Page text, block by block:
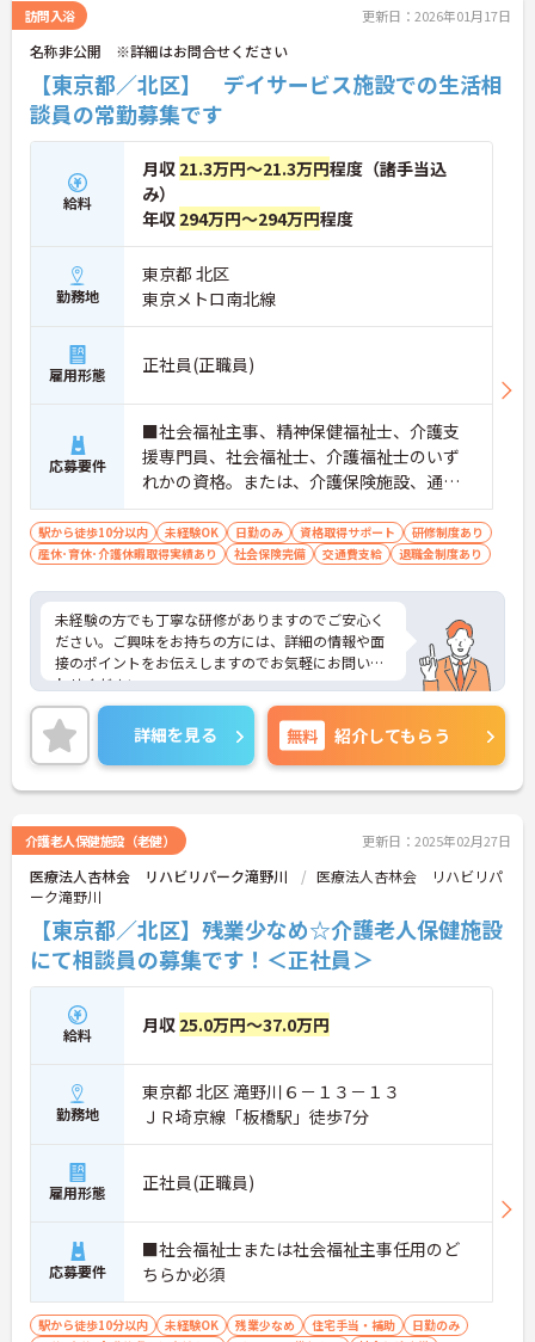
訪問入浴 更新日：2026年01月17日
名称非公開 ※詳細はお問合せください
【東京都／北区】 デイサービス施設での生活相
談員の常勤募集です
給料
月収 21.3万円～21.3万円程度（諸手当込
み）
年収 294万円～294万円程度
勤務地
東京都 北区
東京メトロ南北線
雇用形態 正社員(正職員)
応募要件
■社会福祉主事、精神保健福祉士、介護支
援専門員、社会福祉士、介護福祉士のいず
れかの資格。または、介護保険施設、通所
施設に常勤で2年以上の経験がある方 ■普
通自動車運転免許（AT限定可）
駅から徒歩10分以内 未経験OK 日勤のみ 資格取得サポート
研修制度あり
産休･育休･介護休暇取得実績あり
社会保険完備 交通費支給 退職金制度あり
未経験の方でも丁寧な研修がありますのでご安心く
ださい。ご興味をお持ちの方には、詳細の情報や面
接のポイントをお伝えしますのでお気軽にお問い合
わせください。
詳細を見る 無料 紹介してもらう
介護老人保健施設（老健） 更新日：2025年02月27日
医療法人杏林会 リハビリパーク滝野川
医療法人杏林会 リハビリパ
ーク滝野川
【東京都／北区】残業少なめ☆介護老人保健施設
にて相談員の募集です！＜正社員＞
給料 月収 25.0万円～37.0万円
勤務地
東京都 北区 滝野川６－１３－１３
ＪＲ埼京線「板橋駅」徒歩7分
雇用形態 正社員(正職員)
応募要件
■社会福祉士または社会福祉主事任用のど
ちらか必須
駅から徒歩10分以内 未経験OK 残業少なめ 住宅手当・補助
日勤のみ